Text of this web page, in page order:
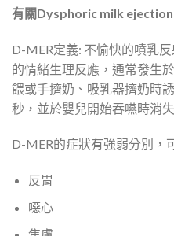
有關Dysphoric milk
D-MER定義: 不愉快的噴乳
的情緒生理反應，通常發生
餵或手擠奶、吸乳器擠奶時
秒，並於嬰兒開始吞嚥時消失
D-MER的症狀有強弱分別，
反胃
噁心